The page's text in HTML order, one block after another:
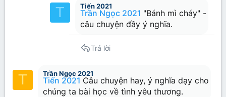
T Tiến 2021
Trần Ngọc 2021 "Bánh mì cháy" -
câu chuyện đầy ý nghĩa.
Trả lời
T Trần Ngọc 2021
Tiến 2021 Câu chuyện hay, ý nghĩa dạy cho
chúng ta bài học về tình yêu thương.